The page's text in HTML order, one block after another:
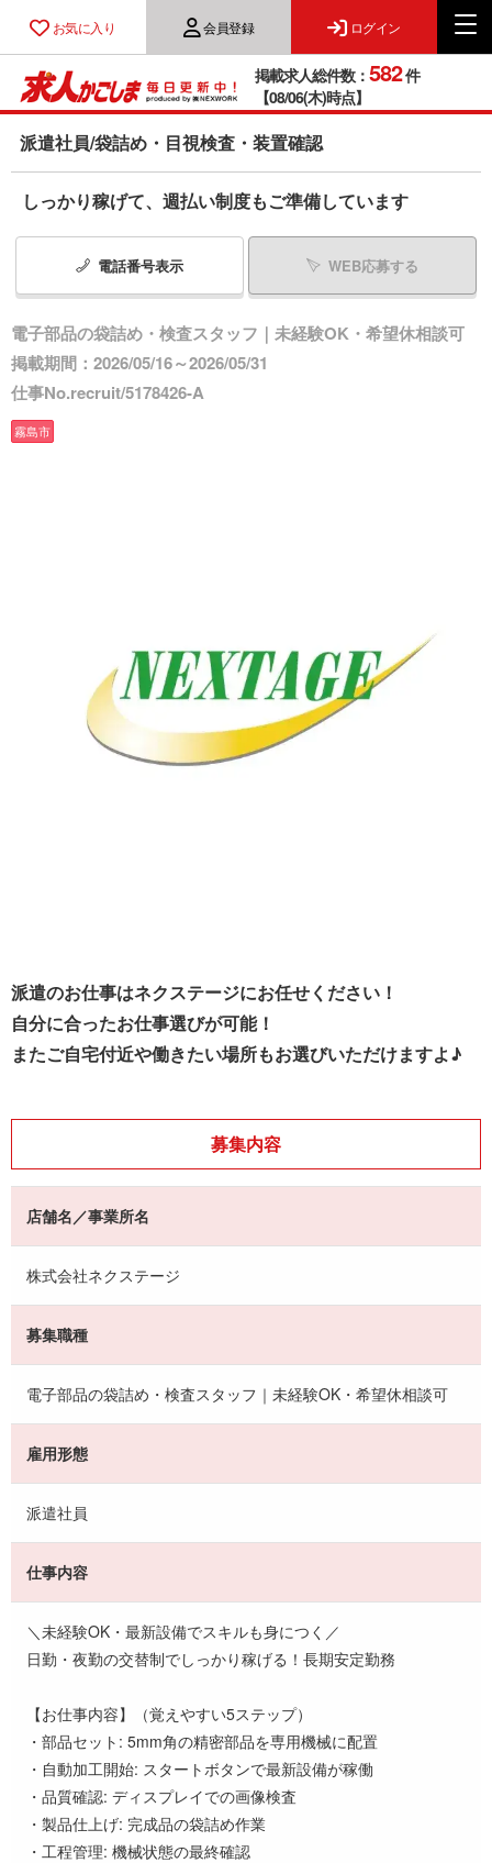
お気に入り 会員登録 ログイン
掲載求人総件数： 582件
【08/06(木)時点】
派遣社員/袋詰め・目視検査・装置確認
しっかり稼げて、週払い制度もご準備しています
電話番号表示 WEB応募する
電子部品の袋詰め・検査スタッフ｜未経験OK・希望休相談可
掲載期間：2026/05/16～2026/05/31
仕事No.recruit/5178426-A
霧島市
派遣のお仕事はネクステージにお任せください！
自分に合ったお仕事選びが可能！
またご自宅付近や働きたい場所もお選びいただけますよ♪
募集内容
店舗名／事業所名
株式会社ネクステージ
募集職種
電子部品の袋詰め・検査スタッフ｜未経験OK・希望休相談可
雇用形態
派遣社員
仕事内容
＼未経験OK・最新設備でスキルも身につく／
日勤・夜勤の交替制でしっかり稼げる！長期安定勤務
【お仕事内容】（覚えやすい5ステップ）
・部品セット: 5mm角の精密部品を専用機械に配置
・自動加工開始: スタートボタンで最新設備が稼働
・品質確認: ディスプレイでの画像検査
・製品仕上げ: 完成品の袋詰め作業
・工程管理: 機械状態の最終確認